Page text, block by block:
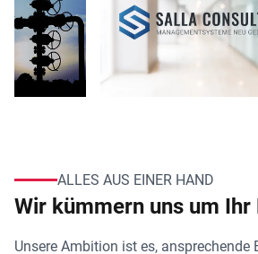
ALLES AUS EINER HAND
Wir kümmern uns um Ihr
Unsere Ambition ist es, ansprechende